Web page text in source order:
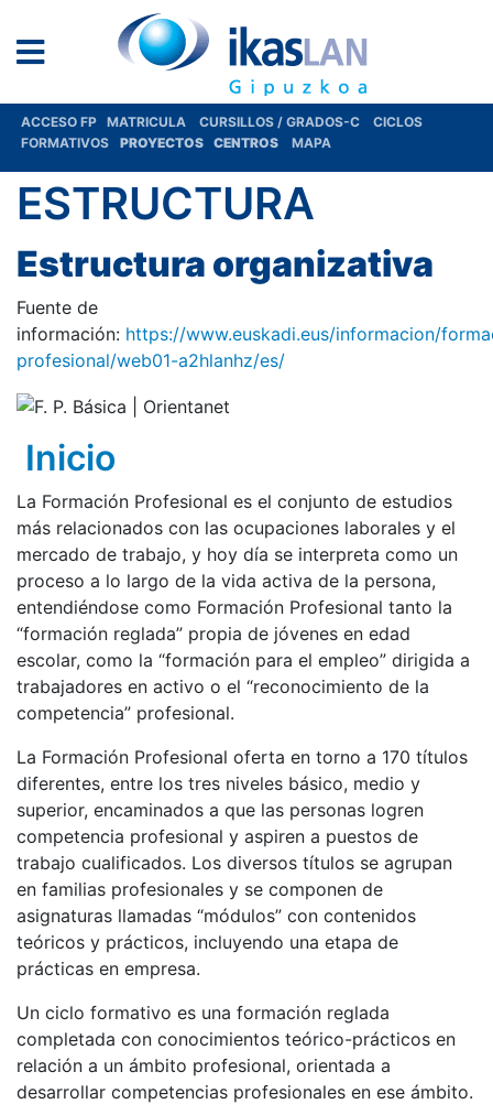
ACCESO FP MATRICULA CURSILLOS / GRADOS-C
CICLOS
FORMATIVOS
PROYECTOS CENTROS MAPA
ESTRUCTURA
Estructura organizativa
Fuente de
información: https://www.euskadi.eus/informacion/
profesional/web01-a2hlanhz/es/
Inicio
La Formación Profesional es el conjunto de estudios
más relacionados con las ocupaciones laborales y el
mercado de trabajo, y hoy día se interpreta como un
proceso a lo largo de la vida activa de la persona,
entendiéndose como Formación Profesional tanto la
“formación reglada” propia de jóvenes en edad
escolar, como la “formación para el empleo” dirigida a
trabajadores en activo o el “reconocimiento de la
competencia” profesional.
La Formación Profesional oferta en torno a 170 títulos
diferentes, entre los tres niveles básico, medio y
superior, encaminados a que las personas logren
competencia profesional y aspiren a puestos de
trabajo cualificados. Los diversos títulos se agrupan
en familias profesionales y se componen de
asignaturas llamadas “módulos” con contenidos
teóricos y prácticos, incluyendo una etapa de
prácticas en empresa.
Un ciclo formativo es una formación reglada
completada con conocimientos teórico-prácticos en
relación a un ámbito profesional, orientada a
desarrollar competencias profesionales en ese ámbito.